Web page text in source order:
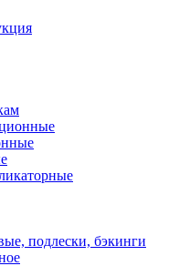
подлески, бэкинги